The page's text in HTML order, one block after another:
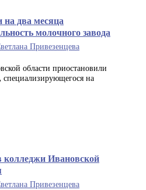
на два месяца
молочного завода
Привезенцева
области приостановили
специализирующегося на
Ивановской
Привезенцева